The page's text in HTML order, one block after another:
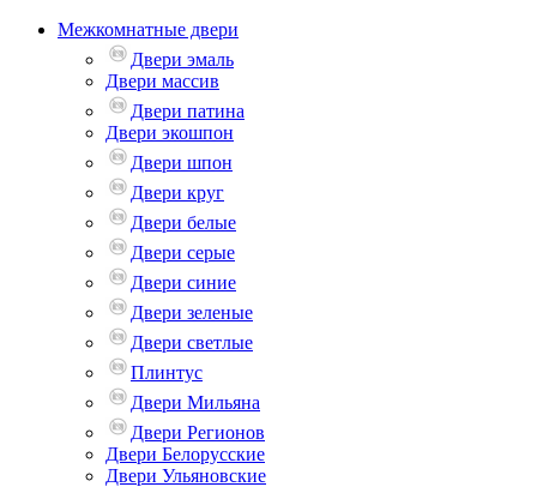
Межкомнатные двери
Двери эмаль
Двери массив
Двери патина
Двери экошпон
Двери шпон
Двери круг
Двери белые
Двери серые
Двери синие
Двери зеленые
Двери светлые
Плинтус
Двери Мильяна
Двери Регионов
Двери Белорусские
Двери Ульяновские